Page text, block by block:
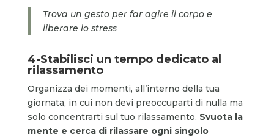
Trova un gesto per far agire il corpo e
liberare lo stress
4-Stabilisci un tempo dedicato al
rilassamento
Organizza dei momenti, all’interno della tua
giornata, in cui non devi preoccuparti di nulla ma
solo concentrarti sul tuo rilassamento. Svuota la
mente e cerca di rilassare ogni singolo